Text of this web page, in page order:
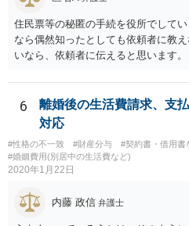
せなかった（連絡をしてこなかった
も、そのような請求は、まず認めら
書を持参して、お近くの弁護士に法律
住民票等の秘匿の手続を役所でして
なら偶然知ったとしても依頼者に教
いなら、依頼者に伝えると思います。
6
離婚後の生活費請求、支
対応
#性格の不一致 #財産分与 #契約書・借用書
#婚姻費用(別居中の生活費など)
2020年1月22日
内藤 政信 弁護士